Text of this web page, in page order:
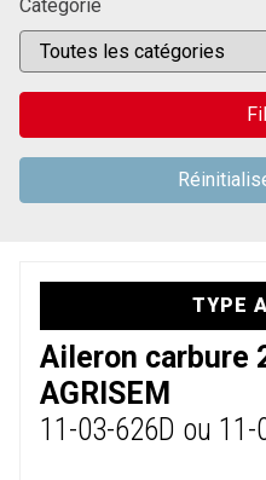
Categorie
TYPE
Aileron carbure
AGRISEM
11-03-626D ou 11-